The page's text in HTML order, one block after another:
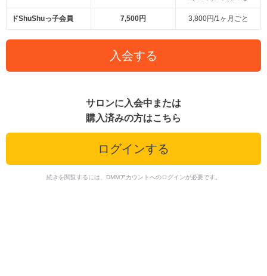
ドShuShuっ子会員 7,500円 3,800円/1ヶ月ごと
入会する
サロンに入会中または
購入済みの方はこちら
ログインする
続きを閲覧するには、DMMアカウントへのログインが必要です。